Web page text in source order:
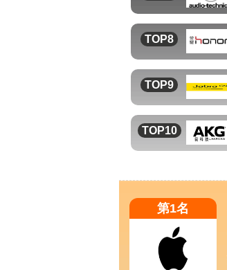
TOP8
TOP9
TOP10
第1名